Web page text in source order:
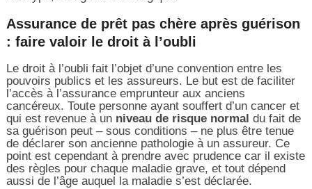
Assurance de prêt pas chère après guérison
: faire valoir le droit à l’oubli
Le droit à l’oubli fait l’objet d’une convention entre les
pouvoirs publics et les assureurs. Le but est de faciliter
l’accès à l’assurance emprunteur aux anciens
cancéreux. Toute personne ayant souffert d’un cancer et
qui est revenue à un niveau de risque normal du fait de
sa guérison peut – sous conditions – ne plus être tenue
de déclarer son ancienne pathologie à un assureur. Ce
point est cependant à prendre avec prudence car il existe
des règles pour chaque maladie grave, et tout dépend
aussi de l’âge auquel la maladie s’est déclarée.